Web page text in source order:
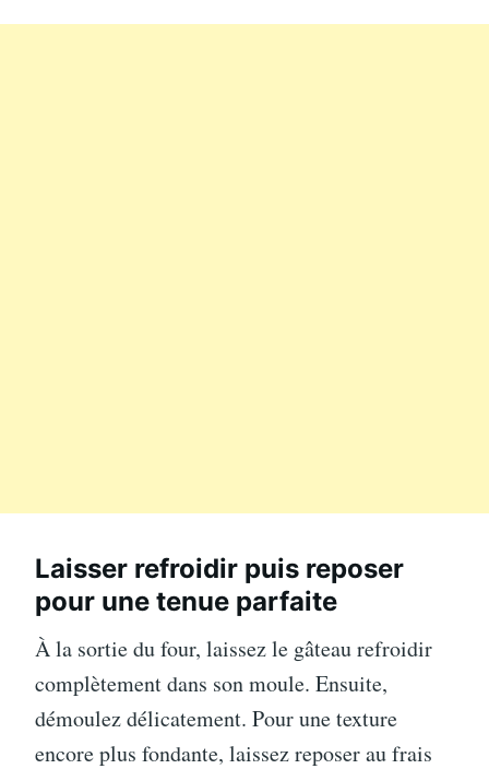
Laisser refroidir puis reposer
pour une tenue parfaite
À la sortie du four, laissez le gâteau refroidir
complètement dans son moule. Ensuite,
démoulez délicatement. Pour une texture
encore plus fondante, laissez reposer au frais